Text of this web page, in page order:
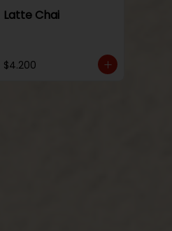
Latte Chai
$4.200